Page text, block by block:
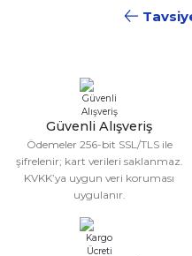
Ürün bilgilerinde hatalar
Ürün fiyatı diğer sitelerden
Bu ürüne benzer farklı
Sitemize ilk
55 CM Pilates Topu
399,99 TL
299,99 TL
Güvenli Alışveriş
Ödemeler 256-bit SSL/TLS ile
şifrelenir; kart verileri saklanmaz.
KVKK’ya uygun veri koruması
uygulanır.